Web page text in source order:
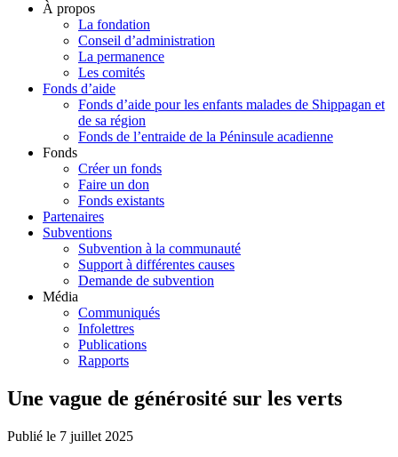
À propos
La fondation
Conseil d’administration
La permanence
Les comités
Fonds d’aide
Fonds d’aide pour les enfants malades de Shippagan et
de sa région
Fonds de l’entraide de la Péninsule acadienne
Fonds
Créer un fonds
Faire un don
Fonds existants
Partenaires
Subventions
Subvention à la communauté
Support à différentes causes
Demande de subvention
Média
Communiqués
Infolettres
Publications
Rapports
Une vague de générosité sur les verts
Publié le 7 juillet 2025